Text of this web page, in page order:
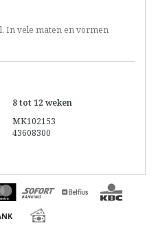
In vele maten en vormen
8 tot 12 weken
MK102153
43608300